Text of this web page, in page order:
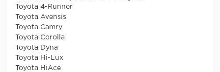
Toyota 4-Runner
Toyota Avensis
Toyota Camry
Toyota Corolla
Toyota Dyna
Toyota Hi-Lux
Toyota HiAce